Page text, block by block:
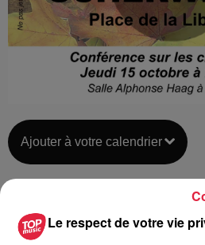
Ajouter à votre calendrier
Date
25
25
Le respect de votre vie